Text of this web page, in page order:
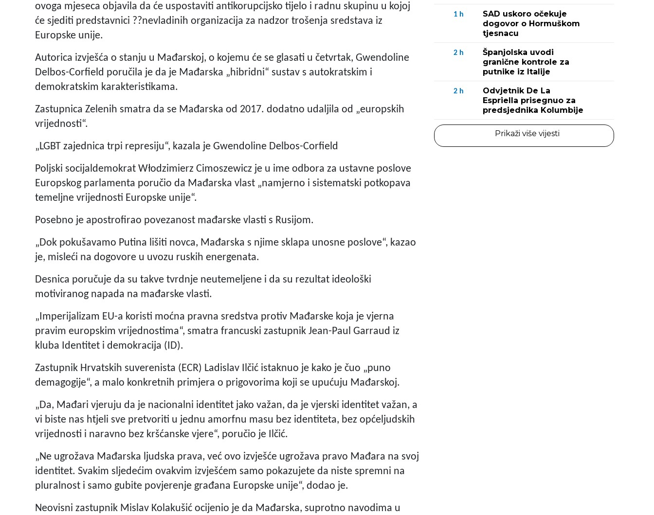
ovoga mjeseca objavila da će uspostaviti antikorupcijsko tijelo i radnu skupinu u kojoj
će sjediti predstavnici ??nevladinih organizacija za nadzor trošenja sredstava iz
Europske unije.
Autorica izvješća o stanju u Mađarskoj, o kojemu će se glasati u četvrtak, Gwendoline
Delbos-Corfield poručila je da je Mađarska „hibridni“ sustav s autokratskim i
demokratskim karakteristikama.
Zastupnica Zelenih smatra da se Mađarska od 2017. dodatno udaljila od „europskih
vrijednosti“.
„LGBT zajednica trpi represiju“, kazala je Gwendoline Delbos-Corfield
Poljski socijaldemokrat Włodzimierz Cimoszewicz je u ime odbora za ustavne poslove
Europskog parlamenta poručio da Mađarska vlast „namjerno i sistematski potkopava
temeljne vrijednosti Europske unije“.
Posebno je apostrofirao povezanost mađarske vlasti s Rusijom.
„Dok pokušavamo Putina lišiti novca, Mađarska s njime sklapa unosne poslove“, kazao
je, misleći na dogovore u uvozu ruskih energenata.
Desnica poručuje da su takve tvrdnje neutemeljene i da su rezultat ideološki
motiviranog napada na mađarske vlasti.
„Imperijalizam EU-a koristi moćna pravna sredstva protiv Mađarske koja je vjerna
pravim europskim vrijednostima“, smatra francuski zastupnik Jean-Paul Garraud iz
kluba Identitet i demokracija (ID).
Zastupnik Hrvatskih suverenista (ECR) Ladislav Ilčić istaknuo je kako je čuo „puno
demagogije“, a malo konkretnih primjera o prigovorima koji se upućuju Mađarskoj.
„Da, Mađari vjeruju da je nacionalni identitet jako važan, da je vjerski identitet važan, a
vi biste nas htjeli sve pretvoriti u jednu amorfnu masu bez identiteta, bez općeljudskih
vrijednosti i naravno bez kršćanske vjere“, poručio je Ilčić.
„Ne ugrožava Mađarska ljudska prava, već ovo izvješće ugrožava pravo Mađara na svoj
identitet. Svakim sljedećim ovakvim izvješćem samo pokazujete da niste spremni na
pluralnost i samo gubite povjerenje građana Europske unije“, dodao je.
Neovisni zastupnik Mislav Kolakušić ocijenio je da Mađarska, suprotno navodima u
1 h
SAD uskoro očekuje
dogovor o Hormuškom
tjesnacu
2 h
Španjolska uvodi
granične kontrole za
putnike iz Italije
2 h
Odvjetnik De La
Espriella prisegnuo za
predsjednika Kolumbije
Prikaži više vijesti